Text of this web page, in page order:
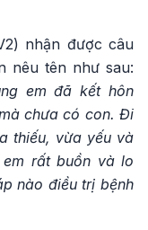
nhận được câu
nêu tên như sau:
em đã kết hôn
chưa có con. Đi
thiếu, vừa yếu và
em rất buồn và lo
nào điều trị bệnh